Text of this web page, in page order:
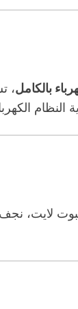
بالكامل،
لايت،